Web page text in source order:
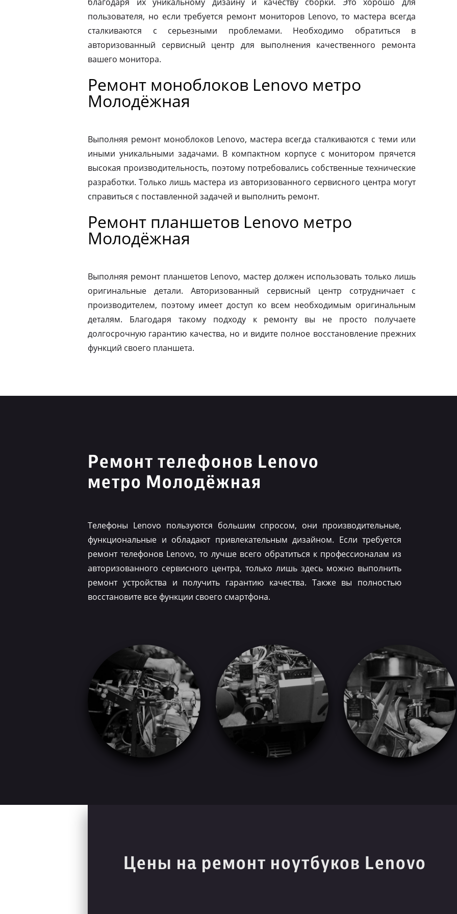
пользователя, но если требуется ремонт мониторов Lenovo, то мастера всегда
сталкиваются с серьезными проблемами. Необходимо обратиться в
авторизованный сервисный центр для выполнения качественного ремонта
вашего монитора.
Ремонт моноблоков Lenovo метро
Молодёжная
Выполняя ремонт моноблоков Lenovo, мастера всегда сталкиваются с теми или
иными уникальными задачами. В компактном корпусе с монитором прячется
высокая производительность, поэтому потребовались собственные технические
разработки. Только лишь мастера из авторизованного сервисного центра могут
справиться с поставленной задачей и выполнить ремонт.
Ремонт планшетов Lenovo метро
Молодёжная
Выполняя ремонт планшетов Lenovo, мастер должен использовать только лишь
оригинальные детали. Авторизованный сервисный центр сотрудничает с
производителем, поэтому имеет доступ ко всем необходимым оригинальным
деталям. Благодаря такому подходу к ремонту вы не просто получаете
долгосрочную гарантию качества, но и видите полное восстановление прежних
функций своего планшета.
Ремонт телефонов Lenovo
метро Молодёжная
Телефоны Lenovo пользуются большим спросом, они производительные,
функциональные и обладают привлекательным дизайном. Если требуется
ремонт телефонов Lenovo, то лучше всего обратиться к профессионалам из
авторизованного сервисного центра, только лишь здесь можно выполнить
ремонт устройства и получить гарантию качества. Также вы полностью
восстановите все функции своего смартфона.
Цены на ремонт ноутбуков Lenovo